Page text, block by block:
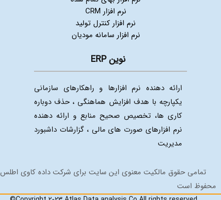
نرم افزار CRM
نرم افزار کنترل تولید
نرم افزار سامانه مودیان
نوین ERP
ارائه دهنده نرم افزارها و راهکارهای سازمانی
یکپارچه با هدف افزایش هماهنگی ، حذف دوباره
کاری ها، تخصیص صحیح منابع و ارائه دهنده
نرم افزارهای صورت های مالی ، گزارشات داشبورد
مدیریت
تمامی حقوق مالکیت معنوی این سایت برای شرکت داده کاوی اطلس
است